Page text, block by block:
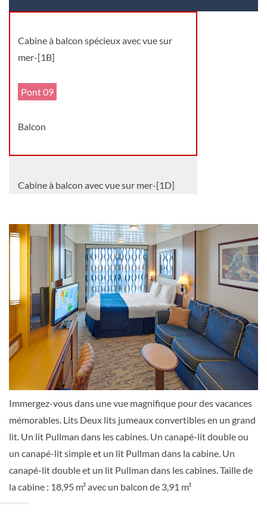
Cabine à balcon spécieux avec vue sur
mer-[1B]
Pont 09
Balcon
Cabine à balcon avec vue sur mer-[1D]
Balcon
Cabine avec vue ultra spacieuse sur mer-
[1K]
Cabine avec vue sur mer-[1N]
Pont 03
Immergez-vous dans une vue magnifique pour des vacances
mémorables. Lits Deux lits jumeaux convertibles en un grand
lit. Un lit Pullman dans les cabines. Un canapé-lit double ou
un canapé-lit simple et un lit Pullman dans la cabine. Un
canapé-lit double et un lit Pullman dans les cabines. Taille de
la cabine : 18,95 m² avec un balcon de 3,91 m²